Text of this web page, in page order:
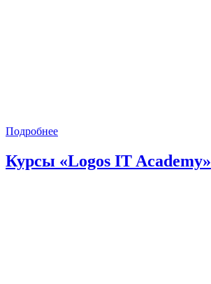
Подробнее
Курсы «Logos IT Academy»